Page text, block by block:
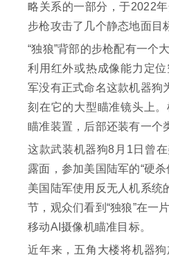
略关系的一部分，于2022
步枪攻击了几个静态地面目
“独狼”背部的步枪配有一个
利用红外或热成像能力定
军没有正式命名这款机器狗
刻在它的大型瞄准镜头上
瞄准装置，后部还装有一个
这款武装机器狗8月1日曾
露面，参加美国陆军的“硬
美国陆军使用反无人机系统
节，观众们看到“独狼”在一
移动AI摄像机瞄准目标。
近年来，五角大楼将机器